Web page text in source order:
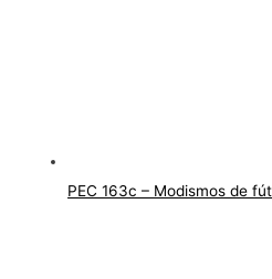
PEC 163c – Modismos de